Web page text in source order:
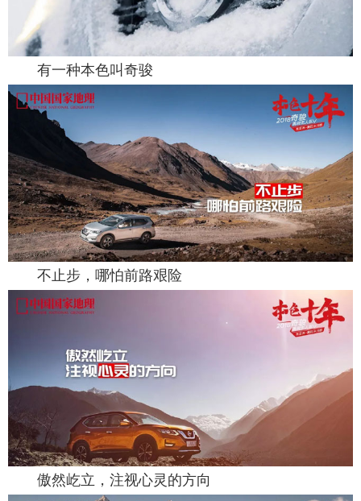
有一种本色叫奇骏
不止步，哪怕前路艰险
傲然屹立，注视心灵的方向